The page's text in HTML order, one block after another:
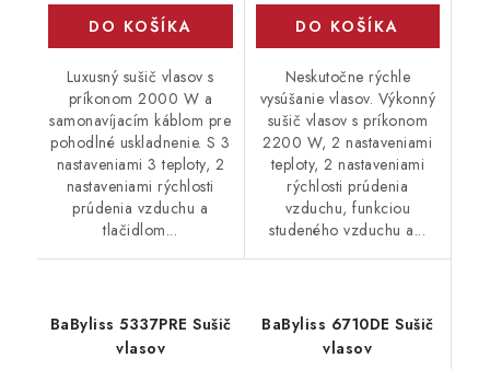
DO KOŠÍKA
Luxusný sušič vlasov s
príkonom 2000 W a
samonavíjacím káblom pre
pohodlné uskladnenie. S 3
nastaveniami 3 teploty, 2
nastaveniami rýchlosti
prúdenia vzduchu a
tlačidlom...
DO KOŠÍKA
Neskutočne rýchle
vysúšanie vlasov. Výkonný
sušič vlasov s príkonom
2200 W, 2 nastaveniami
teploty, 2 nastaveniami
rýchlosti prúdenia
vzduchu, funkciou
studeného vzduchu a...
BaByliss 5337PRE Sušič
vlasov
BaByliss 6710DE Sušič
vlasov